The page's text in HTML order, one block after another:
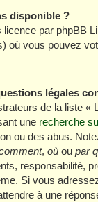
disponible ?
par phpBB
où vous pouvez
légales
de la liste
une recherche
ou des abus.
, où ou par
responsabilité,
Si vous
à une